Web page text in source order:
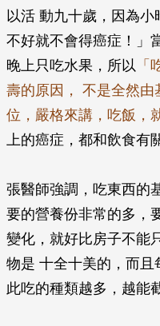
以活 動九十歲，因為
不好就不會得癌症！」
晚上只吃水果，所以
壽的原因， 不是全然
位，嚴格來講，吃飯，
上的癌症，都和飲食有
張醫師強調，吃東西的
要的營養份非常的多，
變化，就好比房子不能
物是 十全十美的，而且
此吃的種類越多，越能